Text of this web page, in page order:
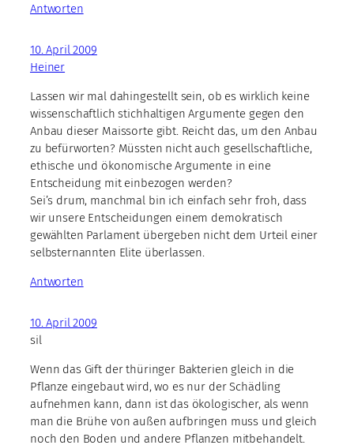
Antworten
10. April 2009
Heiner
Lassen wir mal dahingestellt sein, ob es wirklich keine
wissenschaftlich stichhaltigen Argumente gegen den
Anbau dieser Maissorte gibt. Reicht das, um den Anbau
zu befürworten? Müssten nicht auch gesellschaftliche,
ethische und ökonomische Argumente in eine
Entscheidung mit einbezogen werden?
Sei’s drum, manchmal bin ich einfach sehr froh, dass
wir unsere Entscheidungen einem demokratisch
gewählten Parlament übergeben nicht dem Urteil einer
selbsternannten Elite überlassen.
Antworten
10. April 2009
sil
Wenn das Gift der thüringer Bakterien gleich in die
Pflanze eingebaut wird, wo es nur der Schädling
aufnehmen kann, dann ist das ökologischer, als wenn
man die Brühe von außen aufbringen muss und gleich
noch den Boden und andere Pflanzen mitbehandelt.